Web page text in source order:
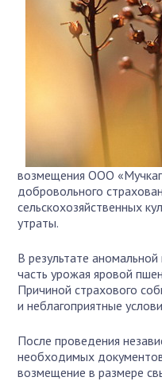
возмещения ООО
добровольного
сельскохозяйственных
утраты.
В результате
часть урожая яровой
Причиной страхового
и неблагоприятные
После проведения
необходимых
возмещение в размере